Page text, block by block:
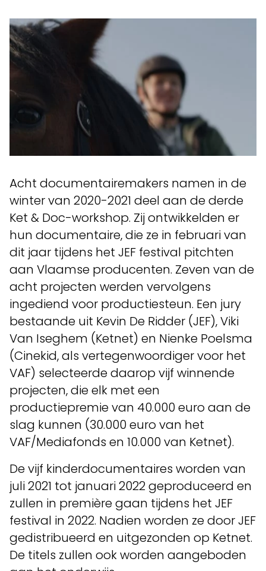
Acht documentairemakers namen in de
winter van 2020-2021 deel aan de derde
Ket & Doc-workshop. Zij ontwikkelden er
hun documentaire, die ze in februari van
dit jaar tijdens het JEF festival pitchten
aan Vlaamse producenten. Zeven van de
acht projecten werden vervolgens
ingediend voor productiesteun. Een jury
bestaande uit Kevin De Ridder (JEF), Viki
Van Iseghem (Ketnet) en Nienke Poelsma
(Cinekid, als vertegenwoordiger voor het
VAF) selecteerde daarop vijf winnende
projecten, die elk met een
productiepremie van 40.000 euro aan de
slag kunnen (30.000 euro van het
VAF/Mediafonds en 10.000 van Ketnet).
De vijf kinderdocumentaires worden van
juli 2021 tot januari 2022 geproduceerd en
zullen in première gaan tijdens het JEF
festival in 2022. Nadien worden ze door JEF
gedistribueerd en uitgezonden op Ketnet.
De titels zullen ook worden aangeboden